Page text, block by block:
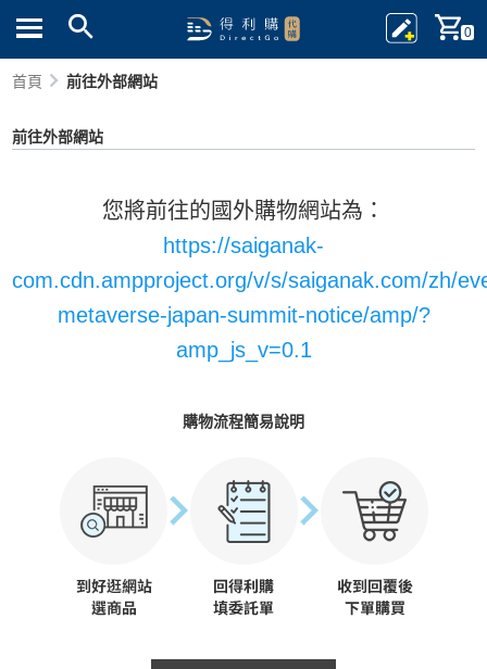
0
首頁 前往外部網站
前往外部網站
您將前往的國外購物網站為：
https://saiganak-
com.cdn.ampproject.org/v/s/saiganak.com/zh/
metaverse-japan-summit-notice/amp/?
amp_js_v=0.1
購物流程簡易說明